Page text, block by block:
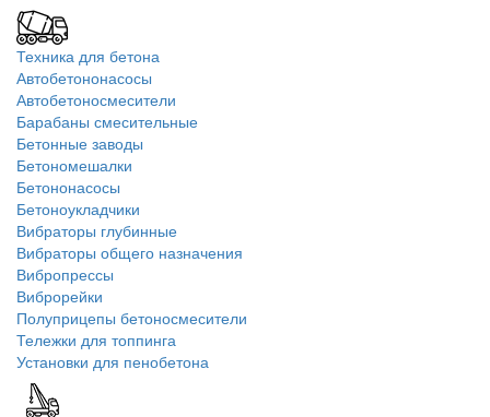
Техника для бетона
Автобетононасосы
Автобетоносмесители
Барабаны смесительные
Бетонные заводы
Бетономешалки
Бетононасосы
Бетоноукладчики
Вибраторы глубинные
Вибраторы общего назначения
Вибропрессы
Виброрейки
Полуприцепы бетоносмесители
Тележки для топпинга
Установки для пенобетона